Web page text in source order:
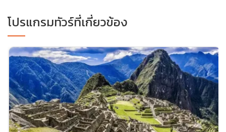
โปรแกรมทัวร์ที่เกี่ยวข้อง